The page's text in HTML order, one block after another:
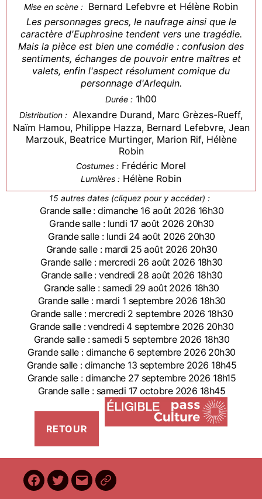
Mise en scène : Bernard Lefebvre et Hélène Robin
Les personnages grecs, le naufrage ainsi que le
caractère d'Euphrosine tendent vers une tragédie.
Mais la pièce est bien une comédie : confusion des
sentiments, échanges de pouvoir entre maîtres et
valets, enfin l'aspect résolument comique du
personnage d'Arlequin.
Durée : 1h00
Distribution : Alexandre Durand, Marc Grèzes-Rueff,
Naïm Hamou, Philippe Hazza, Bernard Lefebvre, Jean
Marzouk, Beatrice Murtinger, Marion Rif, Hélène
Robin
Costumes : Frédéric Morel
Lumières : Hélène Robin
15 autres dates (cliquez pour y accéder) :
Grande salle : dimanche 16 août 2026 16h30
Grande salle : lundi 17 août 2026 20h30
Grande salle : lundi 24 août 2026 20h30
Grande salle : mardi 25 août 2026 20h30
Grande salle : mercredi 26 août 2026 18h30
Grande salle : vendredi 28 août 2026 18h30
Grande salle : samedi 29 août 2026 18h30
Grande salle : mardi 1 septembre 2026 18h30
Grande salle : mercredi 2 septembre 2026 18h30
Grande salle : vendredi 4 septembre 2026 20h30
Grande salle : samedi 5 septembre 2026 18h30
Grande salle : dimanche 6 septembre 2026 20h30
Grande salle : dimanche 13 septembre 2026 18h45
Grande salle : dimanche 27 septembre 2026 18h15
Grande salle : samedi 17 octobre 2026 18h45
Facebook
Twitter
E-
BilletReduc